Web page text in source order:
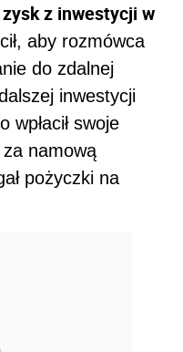
z inwestycji w
aby rozmówca
do zdalnej
inwestycji
swoje
namową
pożyczki na